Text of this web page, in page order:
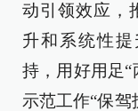
动引领效应，
升和系统性
持，用好用足“
示范工作“保